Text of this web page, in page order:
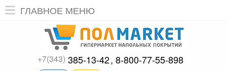
ГЛАВНОЕ МЕНЮ
+7(343) 385-13-42 8-800-77-55-898